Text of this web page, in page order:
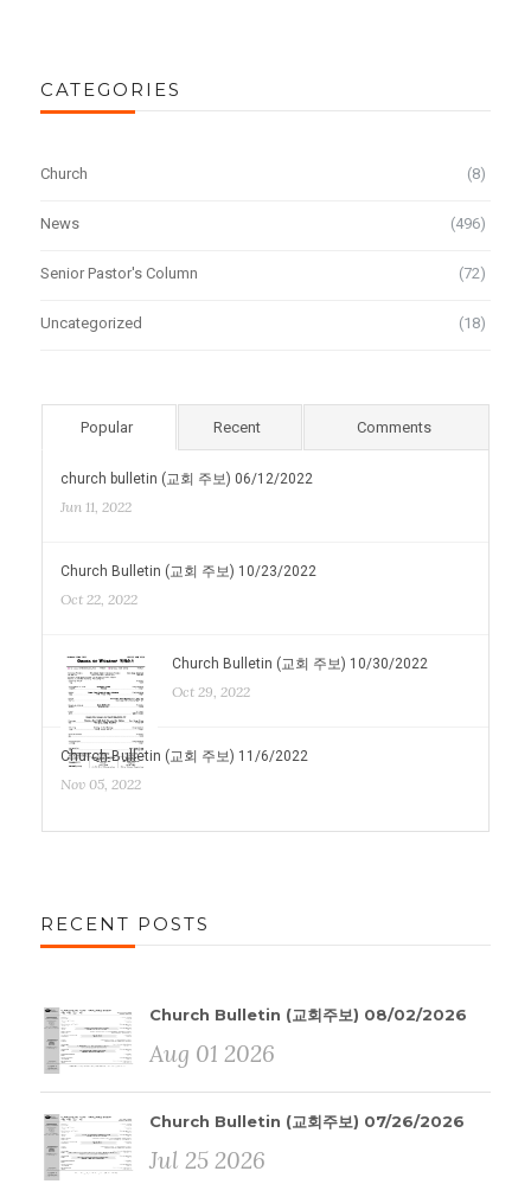
CATEGORIES
Church (8)
News (496)
Senior Pastor's Column (72)
Uncategorized (18)
Popular Recent Comments
church bulletin (교회 주보) 06/12/2022
Jun 11, 2022
Church Bulletin (교회 주보) 10/23/2022
Oct 22, 2022
Church Bulletin (교회 주보) 10/30/2022
Oct 29, 2022
Church Bulletin (교회 주보) 11/6/2022
Nov 05, 2022
RECENT POSTS
Church Bulletin (교회주보) 08/02/2026
Aug 01 2026
Church Bulletin (교회주보) 07/26/2026
Jul 25 2026